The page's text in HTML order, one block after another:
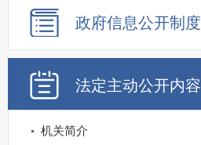
政府信息公开制度
法定主动公开内容
机关简介